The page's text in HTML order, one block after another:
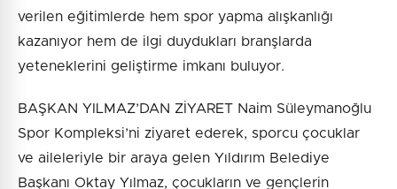
verilen eğitimlerde hem spor yapma alışkanlığı
kazanıyor hem de ilgi duydukları branşlarda
yeteneklerini geliştirme imkanı buluyor.
BAŞKAN YILMAZ’DAN ZİYARET Naim Süleymanoğlu
Spor Kompleksi’ni ziyaret ederek, sporcu çocuklar
ve aileleriyle bir araya gelen Yıldırım Belediye
Başkanı Oktay Yılmaz, çocukların ve gençlerin